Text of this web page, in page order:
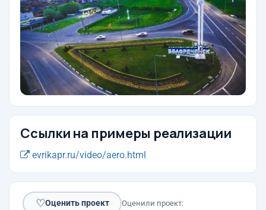
Ссылки на примеры реализации
evrikapr.ru/video/aero.html
♡Оценить проект Оценили проект: